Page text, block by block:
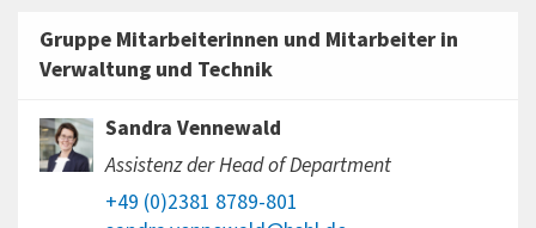
Gruppe Mitarbeiterinnen und Mitarbeiter in
Verwaltung und Technik
Sandra Vennewald
Assistenz der Head of Department
+49 (0)2381 8789-801